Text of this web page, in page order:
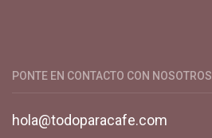
PONTE EN CONTACTO CON NOSOTROS
hola@todoparacafe.com